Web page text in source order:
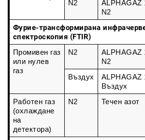
N2
ALPHAGAZ
N2
Фурие-трансформирана
спектроскопия (FTIR)
Промивен газ
или нулев
газ
N2
ALPHAGAZ
N2
Въздух
ALPHAGAZ
Въздух
Работен газ
(охлаждане
на
детектора)
N2 Течен азот